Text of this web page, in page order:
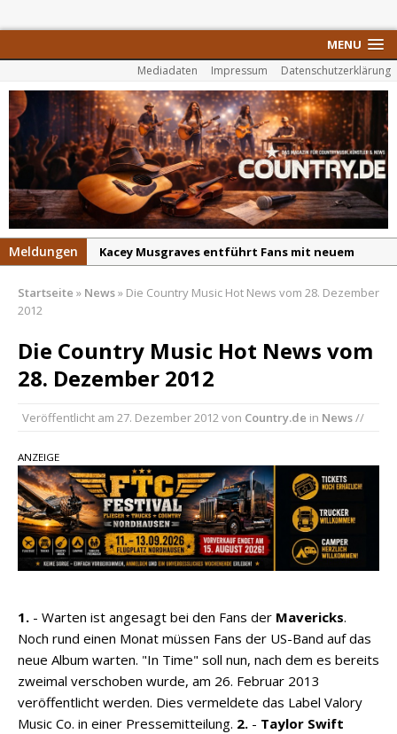
MENU
Mediadaten Impressum Datenschutzerklärung
Meldungen
Kacey Musgraves entführt Fans mit neuem
Carter Faith mit brandneuem Musikvideo zu
Son Volt – „Sound Signal Serenades“ erscheint
am 28. August
Parton, Bill Anderson und Shaboozey im Fokus
kündigen neues Album mit „Better Days
Ahead“ an
Danke für Euer Vertrauen: Country.de erreicht
täglich rund 10.000 Leser
Startseite » News» Die Country Music Hot News vom 28. Dezember
2012
Die Country Music Hot News vom
28. Dezember 2012
Veröffentlicht am 27. Dezember 2012 von Country.de in News//
ANZEIGE
1. - Warten ist angesagt bei den Fans der Mavericks.
Noch rund einen Monat müssen Fans der US-Band auf das
neue Album warten. "In Time" soll nun, nach dem es bereits
zweimal verschoben wurde, am 26. Februar 2013
veröffentlicht werden. Dies vermeldete das Label Valory
Music Co. in einer Pressemitteilung. 2. - Taylor Swift